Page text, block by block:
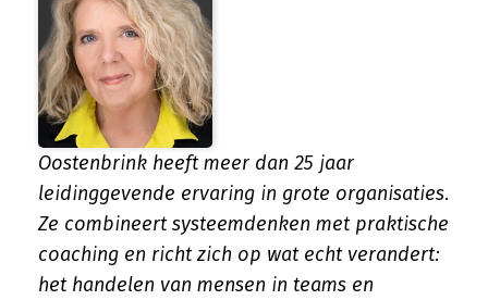
Oostenbrink heeft meer dan 25 jaar
leidinggevende ervaring in grote organisaties.
Ze combineert systeemdenken met praktische
coaching en richt zich op wat echt verandert:
het handelen van mensen in teams en